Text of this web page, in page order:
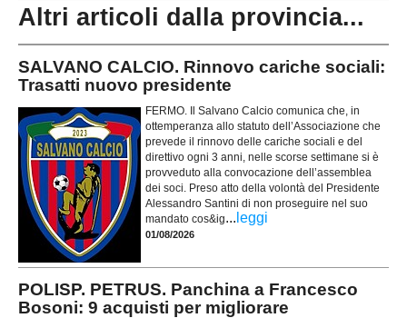
Altri articoli dalla provincia...
SALVANO CALCIO. Rinnovo cariche sociali:
Trasatti nuovo presidente
FERMO. Il Salvano Calcio comunica che, in
ottemperanza allo statuto dell’Associazione che
prevede il rinnovo delle cariche sociali e del
direttivo ogni 3 anni, nelle scorse settimane si è
provveduto alla convocazione dell’assemblea
dei soci. Preso atto della volontà del Presidente
Alessandro Santini di non proseguire nel suo
mandato cos&ig... leggi
01/08/2026
POLISP. PETRUS. Panchina a Francesco
Bosoni: 9 acquisti per migliorare